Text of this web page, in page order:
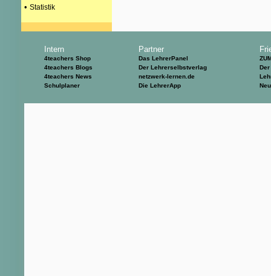
• Statistik
Intern
4teachers Shop
4teachers Blogs
4teachers News
Schulplaner
Partner
Das LehrerPanel
Der Lehrerselbstverlag
netzwerk-lernen.de
Die LehrerApp